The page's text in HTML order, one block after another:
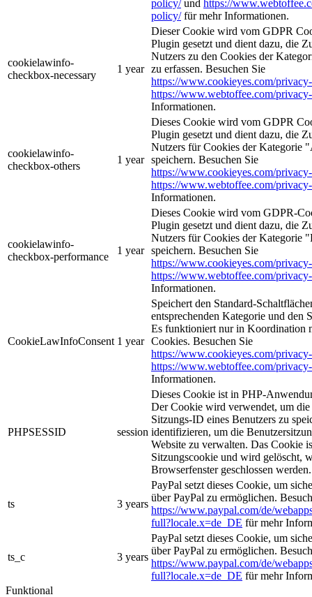
policy/ und https://
policy/für mehr Informationen.
cookielawinfo-
checkbox-necessary
1 year
Dieser Cookie wird vom GDPR
Plugin gesetzt und dient dazu, die
Nutzers zu den Cookies der
zu erfassen. Besuchen Sie
https://www.cookieyes.com/
https://www.webtoffee.com/
Informationen.
cookielawinfo-
checkbox-others
1 year
Dieses Cookie wird vom GDPR
Plugin gesetzt und dient dazu, die
Nutzers für Cookies der Kategorie
speichern. Besuchen Sie
https://www.cookieyes.com/
https://www.webtoffee.com/
Informationen.
cookielawinfo-
checkbox-performance
1 year
Dieses Cookie wird vom GDPR-
Plugin gesetzt und dient dazu, die
Nutzers für Cookies der Kategorie
speichern. Besuchen Sie
https://www.cookieyes.com/
https://www.webtoffee.com/
Informationen.
CookieLawInfoConsent 1 year
Speichert den Standard-
entsprechenden Kategorie und den
Es funktioniert nur in Koordination
Cookies. Besuchen Sie
https://www.cookieyes.com/
https://www.webtoffee.com/
Informationen.
PHPSESSID session
Dieses Cookie ist in PHP-
Der Cookie wird verwendet, um die
Sitzungs-ID eines Benutzers zu
identifizieren, um die
Website zu verwalten. Das Cookie
Sitzungscookie und wird gelöscht,
Browserfenster geschlossen werden.
ts 3 years
PayPal setzt dieses Cookie, um
über PayPal zu ermöglichen.
https://www.paypal.com/de/
full?locale.x=de_DE für mehr
ts_c 3 years
PayPal setzt dieses Cookie, um
über PayPal zu ermöglichen.
https://www.paypal.com/de/
full?locale.x=de_DE für mehr
Funktional